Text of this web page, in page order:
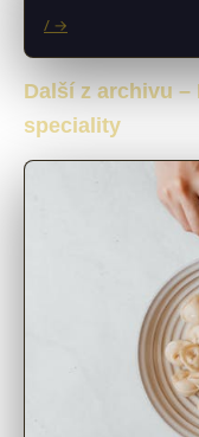
/ →
Další z archivu
speciality